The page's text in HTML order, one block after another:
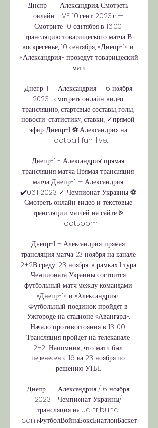
Днепр-1 – Александрия. Смотреть
онлайн. LIVE 10 сент. 2023 г. —
Смотрите 10 сентября в 16:00
трансляцию товарищеского матча В
воскресенье, 10 сентября, «Днепр-1» и
«Александрия» проведут товарищеский
матч.
Днепр-1 — Александрия — 6 ноября
2023 ... смотреть онлайн видео
трансляцию, стартовые составы, голы,
новости, статистику, ставки, ✓прямой
эфир Днепр-1 ⚽ Александрия на
Football-fun-live.
Днепр-1 - Александрия: прямая
трансляция матча Прямая трансляция
матча Днепр-1 — Александрия
✔️06.11.2023 ✓ Чемпионат Украины ⚽
Смотреть онлайн видео и текстовые
трансляции матчей на сайте ᐉ
FootBoom.
Днепр-1 – Александрия: прямая
трансляция матча 23 ноября на канале
2+2В среду, 23 ноября, в рамках 1 тура
Чемпионата Украины состоится
футбольный матч между командами
«Днепр-1» и «Александрия».
Футбольный поединок пройдет в
Ужгороде на стадионе «Авангард».
Начало противостояния в 13. 00.
Трансляция пройдет на телеканале
2+2! Напомним, что матч был
перенесен с 16 на 23 ноября по
решению УПЛ.
Днепр-1 - Александрия / 6 ноября
2023 - Чемпионат Украины/
трансляция на ua. tribuna.
comФутболВойнаБоксБиатлонБаскет